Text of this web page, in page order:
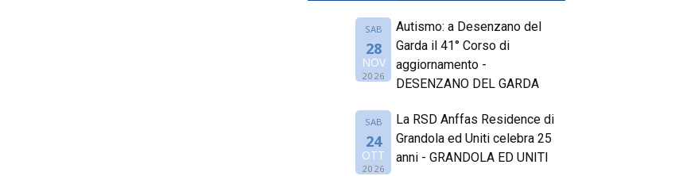
SAB
28
NOV
2026
Autismo: a Desenzano del
Garda il 41° Corso di
aggiornamento -
DESENZANO DEL GARDA
SAB
24
OTT
2026
La RSD Anffas Residence di
Grandola ed Uniti celebra 25
anni - GRANDOLA ED UNITI